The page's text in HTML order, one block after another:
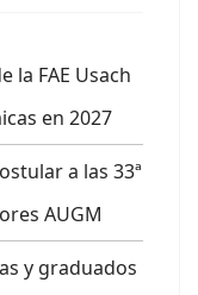
la FAE Usach
en 2027
a las 33ª
AUGM
y graduados